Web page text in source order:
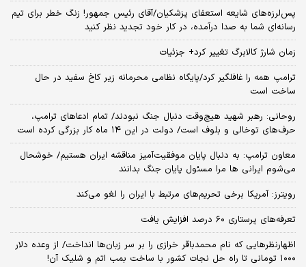
پس‌لرزه‌های شایعه استعفای پزشکیان/آقای رئیس جمهور! زنگ خطر برای تیم
رسانه‌ای شما به صدا درآمده، در کار خود تجدید نظر کنید
زمان شارژ کالابرگ تغییر کرد+ جزئیات
ترامپ همه را غافلگیر کرد/پایگاه نظامی محرمانه زیر کاخ سفید در حال
ساخت است
روحانی: رهبر شهید هیچ‌وقت دنبال جنگ نبودند/ تمام ادعاهای ترامپ،
حرف‌های توخالی و بلوف است/ دولت در این ۱۴ ماه کار بزرگی کرده است
معاون ترامپ: به دنبال پایان موفقیت‌آمیز مناقشه ایران هستیم/ خوشحال
می‌شوم ایرانی ها مرا مسئول پایان جنگ بدانند
رویترز: آمریکا برخی تحریم‌های مرتبط با ایران را لغو می‌کند
تعرفه‌های پرستاری ۶۰ درصد افزایش یافت
اظهارنظرهایی که نام محمدباقر خرازی را بر سر زبان‌ها انداخت/ از وعده دلار
۱۰۰۰ تومانی تا راه حل نجات کشور با ساخت بمب اتم و شلیک آن!